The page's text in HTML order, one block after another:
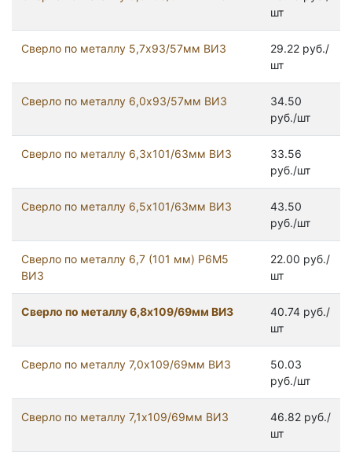
шт
Сверло по металлу 5,7х93/57мм ВИЗ
29.22 руб./
шт
Сверло по металлу 6,0х93/57мм ВИЗ
34.50
руб./шт
Сверло по металлу 6,3х101/63мм ВИЗ
33.56
руб./шт
Сверло по металлу 6,5х101/63мм ВИЗ
43.50
руб./шт
Сверло по металлу 6,7 (101 мм) Р6М5
ВИЗ
22.00 руб./
шт
Сверло по металлу 6,8х109/69мм ВИЗ
40.74 руб./
шт
Сверло по металлу 7,0х109/69мм ВИЗ
50.03
руб./шт
Сверло по металлу 7,1х109/69мм ВИЗ
46.82 руб./
шт